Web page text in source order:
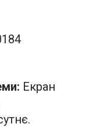
Екран